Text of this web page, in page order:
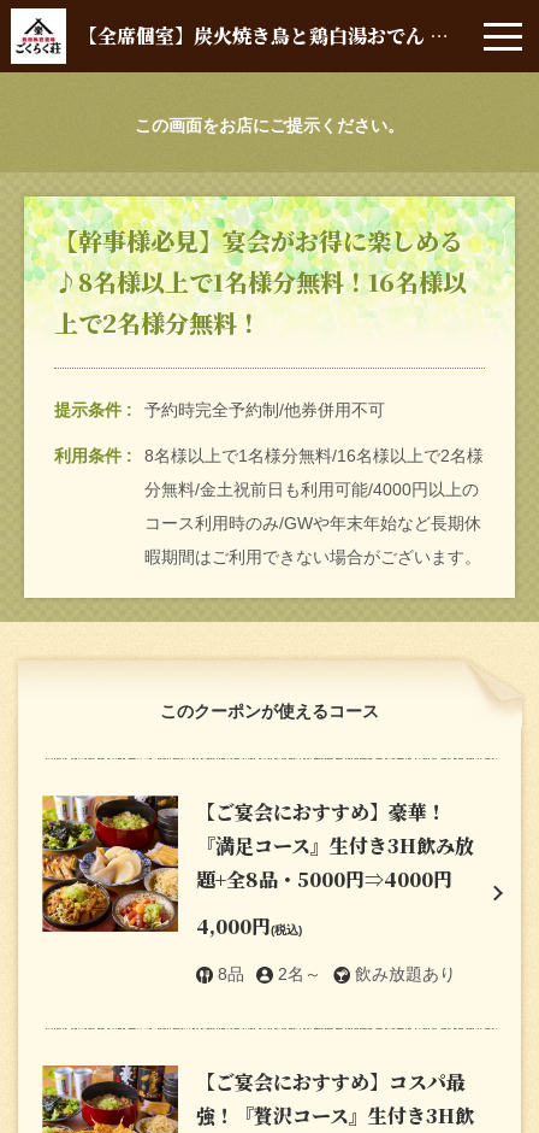
【全席個室】炭火焼き鳥と鶏白湯おでん 豊田熱狂酒場 ごくらく荘 豊田市駅前店
この画面をお店にご提示ください。
【幹事様必見】宴会がお得に楽しめる
♪8名様以上で1名様分無料！16名様以
上で2名様分無料！
提示条件 予約時完全予約制/他券併用不可
利用条件
8名様以上で1名様分無料/16名様以上で2名様
分無料/金土祝前日も利用可能/4000円以上の
コース利用時のみ/GWや年末年始など長期休
暇期間はご利用できない場合がございます。
このクーポンが使えるコース
【ご宴会におすすめ】豪華！
『満足コース』生付き3H飲み放
題+全8品・5000円⇒4000円
4,000円(税込)
8品 2名～ 飲み放題あり
【ご宴会におすすめ】コスパ最
強！『贅沢コース』生付き3H飲